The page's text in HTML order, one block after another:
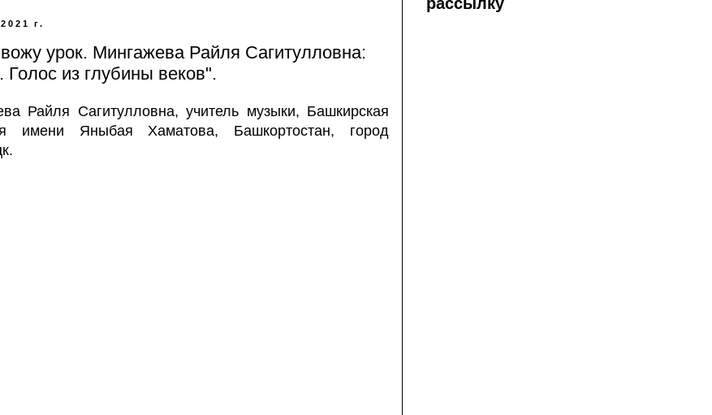
г.
урок. Мингажева Райля Сагитулловна:
Голос из глубины веков".
Райля Сагитулловна, учитель музыки, Башкирская
имени Яныбая Хаматова, Башкортостан, город